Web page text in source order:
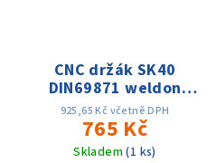
CNC držák SK40
DIN69871 weldon
D10x100, přesnost
0.005, AD, 15 tis. ot.
925,65 Kč včetně DPH
765 Kč
Skladem(1 ks)